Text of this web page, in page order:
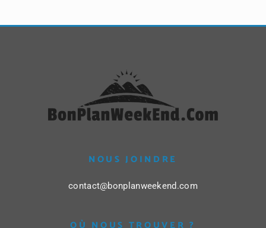
NOUS JOINDRE
contact@bonplanweekend.com